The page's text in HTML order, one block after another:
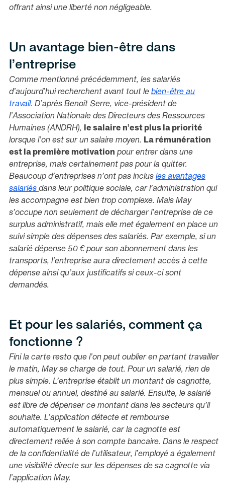
offrant ainsi une liberté non négligeable.
Un avantage bien-être dans
l’entreprise
Comme mentionné précédemment, les salariés
d’aujourd’hui recherchent avant tout le bien-être au
travail. D’après Benoît Serre, vice-président de
l’Association Nationale des Directeurs des Ressources
Humaines (ANDRH),
le salaire n’est plus la priorité
lorsque l’on est sur un salaire moyen. La rémunération
est la première motivation pour entrer dans une
entreprise, mais certainement pas pour la quitter.
Beaucoup d’entreprises n’ont pas inclus les avantages
salariés dans leur politique sociale, car l’administration qui
les accompagne est bien trop complexe. Mais May
s’occupe non seulement de décharger l’entreprise de ce
surplus administratif, mais elle met également en place un
suivi simple des dépenses des salariés. Par exemple, si un
salarié dépense 50 € pour son abonnement dans les
transports, l’entreprise aura directement accès à cette
dépense ainsi qu’aux justificatifs si ceux-ci sont
demandés.
Et pour les salariés, comment ça
fonctionne ?
Fini la carte resto que l’on peut oublier en partant travailler
le matin, May se charge de tout. Pour un salarié, rien de
plus simple. L’entreprise établit un montant de cagnotte,
mensuel ou annuel, destiné au salarié. Ensuite, le salarié
est libre de dépenser ce montant dans les secteurs qu’il
souhaite. L’application détecte et rembourse
automatiquement le salarié, car la cagnotte est
directement reliée à son compte bancaire. Dans le respect
de la confidentialité de l’utilisateur, l’employé a également
une visibilité directe sur les dépenses de sa cagnotte via
l’application May.